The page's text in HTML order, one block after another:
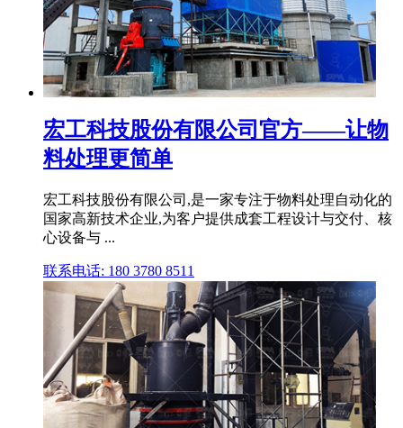
宏工科技股份有限公司官方——让物
料处理更简单
宏工科技股份有限公司,是一家专注于物料处理自动化的
国家高新技术企业,为客户提供成套工程设计与交付、核
心设备与 ...
联系电话: 180 3780 8511